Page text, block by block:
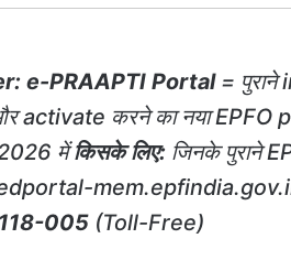
e-PRAAPTI Portal= पुराने
activate करने का नया EPFO
मेंकिसके लिए:जिनके पुराने
005(Toll-Free)